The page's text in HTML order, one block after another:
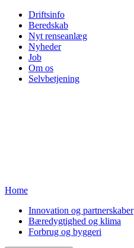
Driftsinfo
Beredskab
Nyt renseanlæg
Nyheder
Job
Om os
Selvbetjening
Home
Innovation og partnerskaber
Bæredygtighed og klima
Forbrug og byggeri